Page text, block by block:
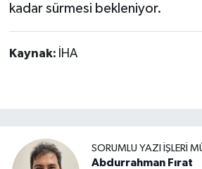
kadar sürmesi bekleniyor.
Kaynak: İHA
SORUMLU YAZI İŞLERI
Abdurrahman Fırat